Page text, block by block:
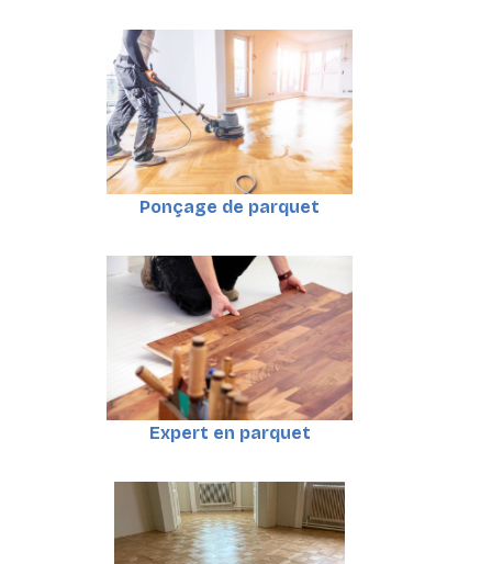
Ponçage de parquet
Expert en parquet